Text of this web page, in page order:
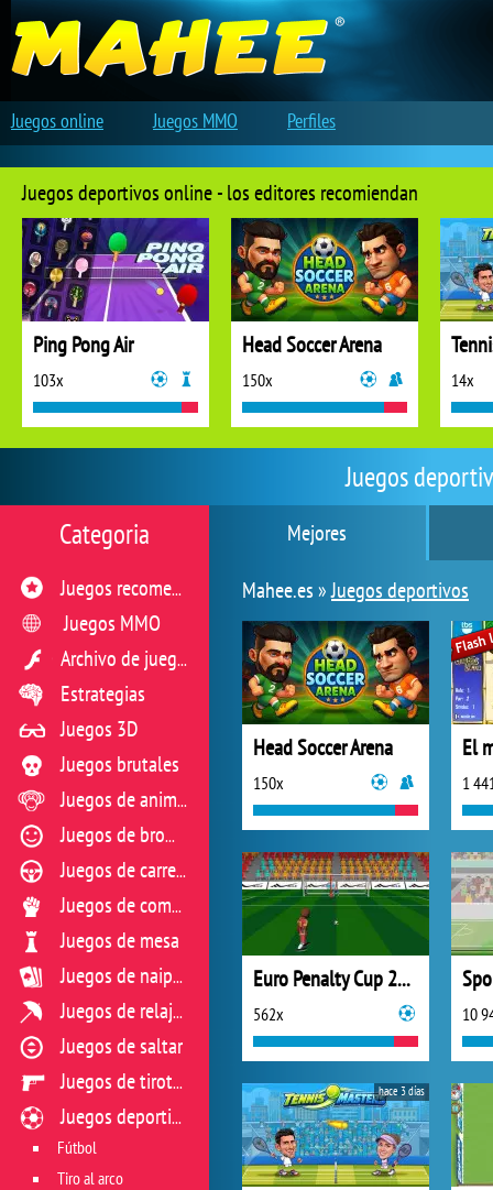
Juegos
Mejores
Mahee.es »Juegos deportivos
Head Soccer Arena
150x
El
1
Euro Penalty Cup 2021
562x 10
hace 3 días
Categoria
Juegos recomendados
Juegos MMO
Archivo de juegos flash
Estrategias
Juegos 3D
Juegos brutales
Juegos de animales
Juegos de broma
Juegos de carreras
Juegos de combate
Juegos de mesa
Juegos de naipes
Juegos de relajación
Juegos de saltar
Juegos de tiroteo
Juegos deportivos
Fútbol
Tiro al arco
Juegos deportivos online - los editores recomiendan
Ping Pong Air
103x
Head Soccer Arena
150x 14x
Juegos online Juegos MMO Perfiles